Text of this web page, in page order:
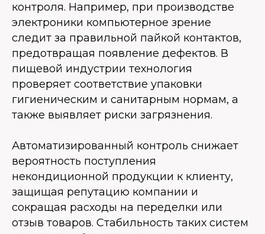
контроля. Например, при производстве
электроники компьютерное зрение
следит за правильной пайкой контактов,
предотвращая появление дефектов. В
пищевой индустрии технология
проверяет соответствие упаковки
гигиеническим и санитарным нормам, а
также выявляет риски загрязнения.
Автоматизированный контроль снижает
вероятность поступления
некондиционной продукции к клиенту,
защищая репутацию компании и
сокращая расходы на переделки или
отзыв товаров. Стабильность таких систем